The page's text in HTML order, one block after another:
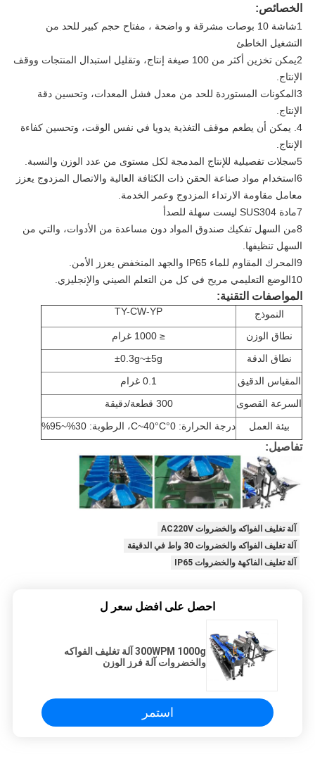
الخصائص:
1شاشة 10 بوصات مشرقة و واضحة ، مفتاح حجم كبير للحد من
التشغيل الخاطئ
2يمكن تخزين أكثر من 100 صيغة إنتاج، وتقليل استبدال المنتجات ووقف
الإنتاج.
3المكونات المستوردة للحد من معدل فشل المعدات، وتحسين دقة
الإنتاج.
4. يمكن أن يطعم موقف التغذية يدويا في نفس الوقت، وتحسين كفاءة
الإنتاج.
5سجلات تفصيلية للإنتاج المدمجة لكل مستوى من عدد الوزن والنسبة.
6استخدام مواد صناعة الحقن ذات الكثافة العالية والاتصال المزدوج يعزز
معامل مقاومة الارتداء المزدوج وعمر الخدمة.
7مادة SUS304 ليست سهلة للصدأ
8من السهل تفكيك صندوق المواد دون مساعدة من الأدوات، والتي من
السهل تنظيفها.
9المحرك المقاوم للماء IP65 والجهد المنخفض يعزز الأمن.
10الوضع التعليمي مريح في كل من التعلم الصيني والإنجليزي.
المواصفات التقنية:
النموذج TY-CW-YP
نطاق الوزن
≤ 1000 غرام
نطاق الدقة
±0.3g~±5g
المقياس الدقيق
0.1 غرام
السرعة القصوى
300 قطعة/دقيقة
بيئة العمل
درجة الحرارة: 0°C~40°C، الرطوبة: 30%~95%
تفاصيل:
آلة تغليف الفواكه والخضروات AC220V
آلة تغليف الفواكه والخضروات 30 واط في الدقيقة
آلة تغليف الفاكهة والخضروات IP65
احصل على افضل سعر ل
300WPM 1000g آلة تغليف الفواكه
والخضروات آلة فرز الوزن
استمر